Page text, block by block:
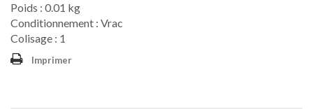
Poids : 0.01 kg
Conditionnement : Vrac
Colisage : 1
Imprimer